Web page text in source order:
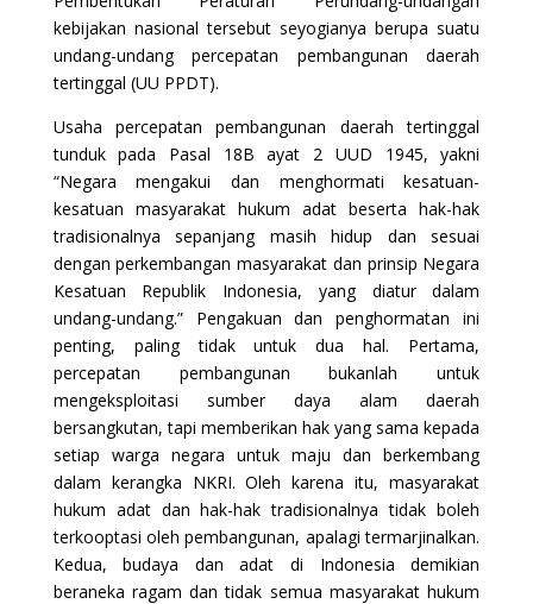
kebijakan nasional tersebut seyogianya berupa suatu
undang-undang percepatan pembangunan daerah
tertinggal (UU PPDT).
Usaha percepatan pembangunan daerah tertinggal
tunduk pada Pasal 18B ayat 2 UUD 1945, yakni
“Negara mengakui dan menghormati kesatuan-
kesatuan masyarakat hukum adat beserta hak-hak
tradisionalnya sepanjang masih hidup dan sesuai
dengan perkembangan masyarakat dan prinsip Negara
Kesatuan Republik Indonesia, yang diatur dalam
undang-undang.” Pengakuan dan penghormatan ini
penting, paling tidak untuk dua hal. Pertama,
percepatan pembangunan bukanlah untuk
mengeksploitasi sumber daya alam daerah
bersangkutan, tapi memberikan hak yang sama kepada
setiap warga negara untuk maju dan berkembang
dalam kerangka NKRI. Oleh karena itu, masyarakat
hukum adat dan hak-hak tradisionalnya tidak boleh
terkooptasi oleh pembangunan, apalagi termarjinalkan.
Kedua, budaya dan adat di Indonesia demikian
beraneka ragam dan tidak semua masyarakat hukum